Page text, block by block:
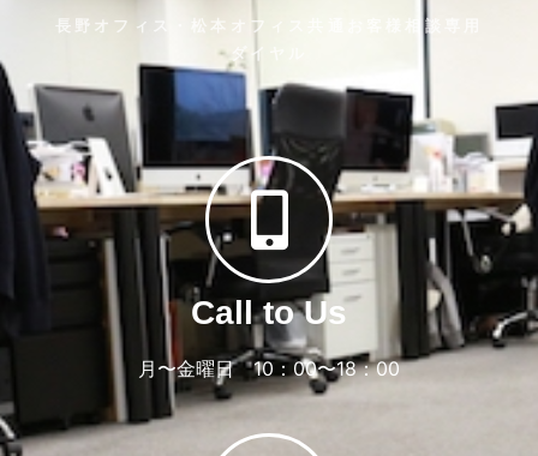
長野オフィス・松本オフィス共通お客様相談専用
ダイヤル
Call to Us
月〜金曜日 10：00〜18：00